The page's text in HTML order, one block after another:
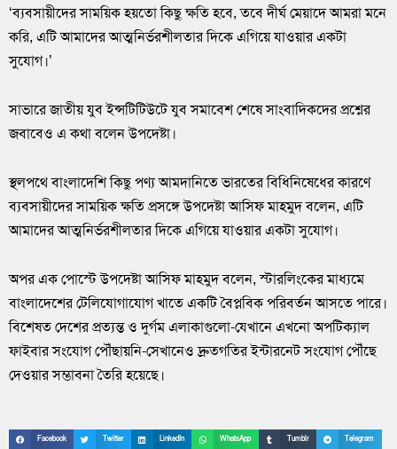
‘ব্যবসায়ীদের সাময়িক হয়তো কিছু ক্ষতি হবে, তবে দীর্ঘ মেয়াদে আমরা মনে
করি, এটি আমাদের আত্মনির্ভরশীলতার দিকে এগিয়ে যাওয়ার একটা
সুযোগ।’
সাভারে জাতীয় যুব ইন্সটিটিউটে যুব সমাবেশ শেষে সাংবাদিকদের প্রশ্নের
জবাবেও এ কথা বলেন উপদেষ্টা।
স্থলপথে বাংলাদেশি কিছু পণ্য আমদানিতে ভারতের বিধিনিষেধের কারণে
ব্যবসায়ীদের সাময়িক ক্ষতি প্রসঙ্গে উপদেষ্টা আসিফ মাহমুদ বলেন, এটি
আমাদের আত্মনির্ভরশীলতার দিকে এগিয়ে যাওয়ার একটা সুযোগ।
অপর এক পোস্টে উপদেষ্টা আসিফ মাহমুদ বলেন, স্টারলিংকের মাধ্যমে
বাংলাদেশের টেলিযোগাযোগ খাতে একটি বৈপ্লবিক পরিবর্তন আসতে পারে।
বিশেষত দেশের প্রত্যন্ত ও দুর্গম এলাকাগুলো-যেখানে এখনো অপটিক্যাল
ফাইবার সংযোগ পৌঁছায়নি-সেখানেও দ্রুতগতির ইন্টারনেট সংযোগ পৌঁছে
দেওয়ার সম্ভাবনা তৈরি হয়েছে।
Facebook Twitter LinkedIn WhatsApp Tumblr Telegram